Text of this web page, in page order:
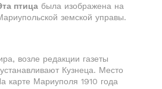
птица была изображена на
земской управы.
возле редакции газеты
Кузнеца. Место
карте Мариуполя 1910 года